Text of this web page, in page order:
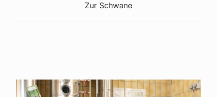
Zur Schwane